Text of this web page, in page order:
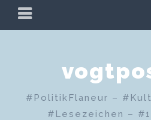
Zum
PRIMÄRES
MENÜ
#PolitikFlaneur –
#Lesezeichen –